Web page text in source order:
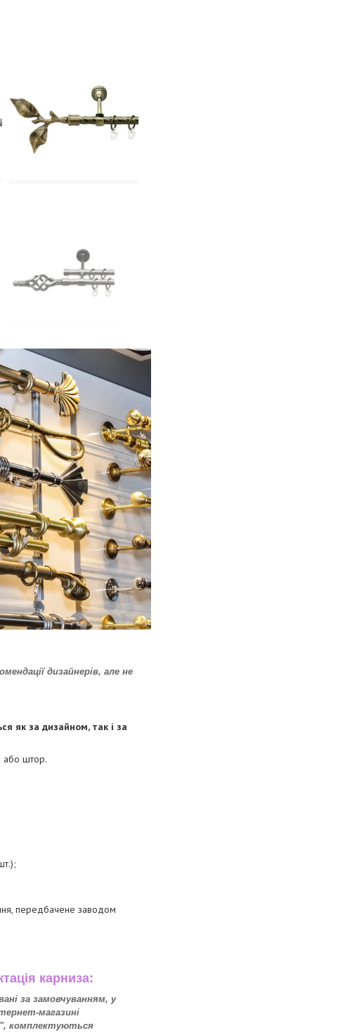
дизайнерів, але не
як за дизайном, так і за
або штор.
передбачене заводом
карниза:
за замовчуванням, у
магазині
комплектуються